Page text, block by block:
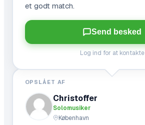
et godt match.
Send besked
Log ind for at kontakte
OPSLÅET AF
Christoffer
Solomusiker
København